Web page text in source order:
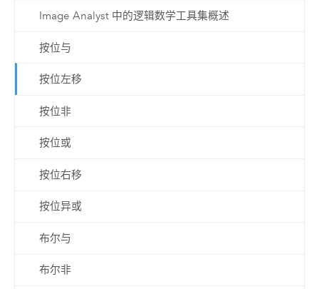
Image Analyst 中的逻辑数学工具集概述
按位与
按位左移
按位非
按位或
按位右移
按位异或
布尔与
布尔非